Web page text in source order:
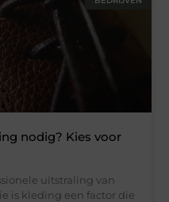
nodig? Kies voor
uitstraling van
is kleding een factor die